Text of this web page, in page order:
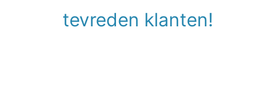
tevreden klanten!